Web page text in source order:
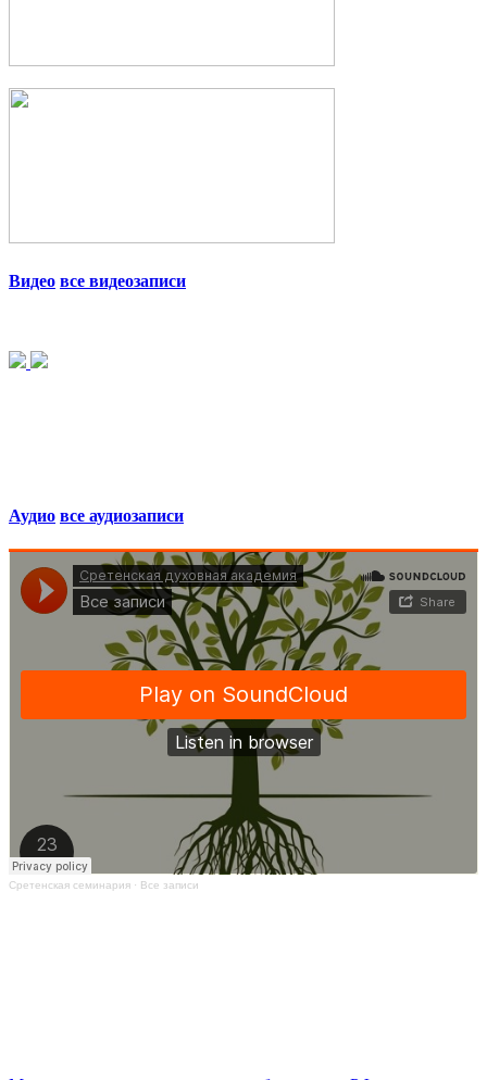
Видео все видеозаписи
Аудио все аудиозаписи
Сретенская семинария · Все записи